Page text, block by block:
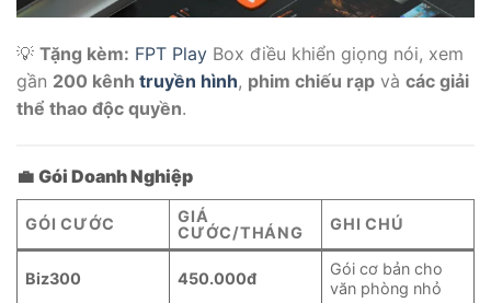
💡 Tặng kèm: FPT Play Box điều khiển giọng nói, xem
gần 200 kênh truyền hình, phim chiếu rạp và các giải
thể thao độc quyền.
💼 Gói Doanh Nghiệp
GÓI CƯỚC
GIÁ
CƯỚC/THÁNG
GHI CHÚ
Biz300 450.000đ
Gói cơ bản cho
văn phòng nhỏ